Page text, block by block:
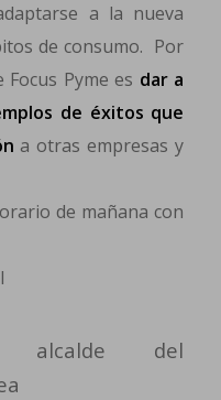
a la nueva
de consumo. Por
Pyme es dar a
de éxitos que
a otras empresas y
de mañana con
alcalde del